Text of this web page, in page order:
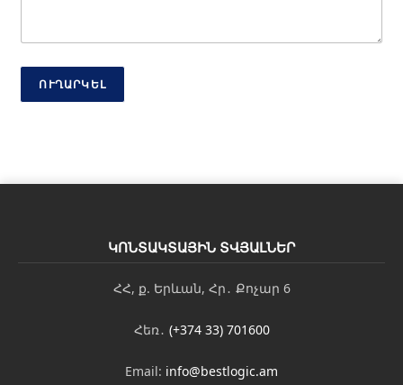
ն
ո
ն
ՈՒՂԱՐԿԵԼ
ԿՈՆՏԱԿՏԱՅԻՆ ՏՎՅԱԼՆԵՐ
ՀՀ, ք. Երևան, Հր․ Քոչար 6
Հեռ․ (+374 33) 701600
Email: info@bestlogic.am